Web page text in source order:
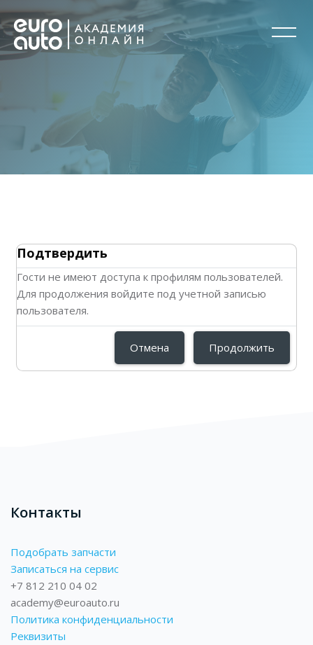
Блоки
Подтвердить
Гости не имеют доступа к профилям пользователей.
Для продолжения войдите под учетной записью
пользователя.
Отмена Продолжить
Контакты
Подобрать запчасти
Записаться на сервис
+7 812 210 04 02
academy@euroauto.ru
Политика конфиденциальности
Реквизиты